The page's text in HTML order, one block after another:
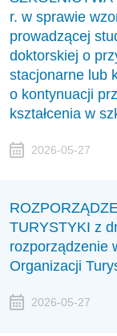
r. w sprawie
prowadzącej
doktorskiej o
stacjonarne lub
o kontynuacji
kształcenia w
2026-05-27
TURYSTYKI z
rozporządzenie
Organizacji
2026-05-27